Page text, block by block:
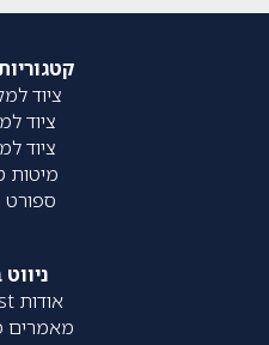
ציוד
ציוד
ציוד
מיטות
ספורט
אודות Goodest
מאמרים